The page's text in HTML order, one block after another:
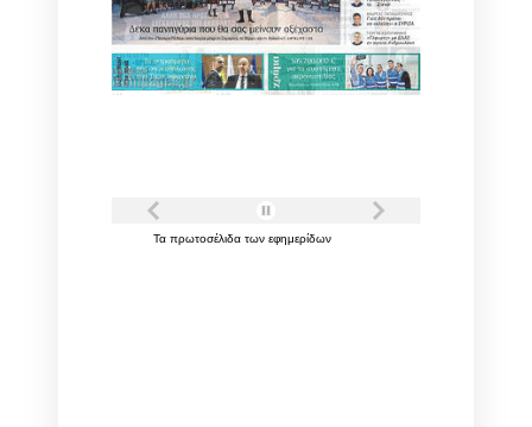
Τα πρωτοσέλιδα των εφημερίδων